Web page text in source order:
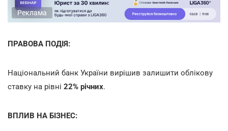
Реклама
ПРАВОВА ПОДІЯ:
Національний банк України вирішив залишити облікову
ставку на рівні 22% річних.
ВПЛИВ НА БІЗНЕС: